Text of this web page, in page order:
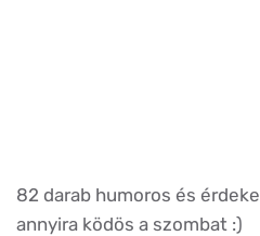
82 darab humoros és
annyira ködös a szombat :)